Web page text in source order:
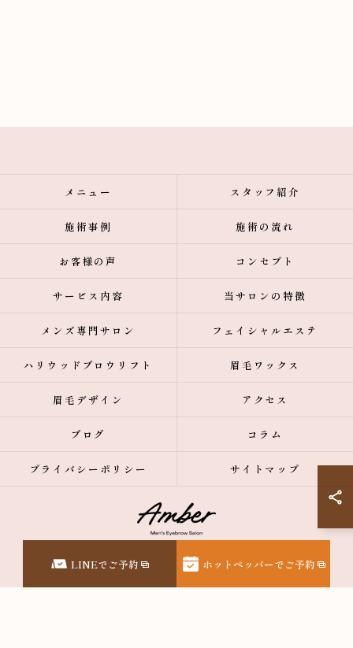
LINEでご予約 ホットペッパーでご予約
メニュー スタッフ紹介
施術事例 施術の流れ
お客様の声 コンセプト
サービス内容 当サロンの特徴
メンズ専門サロン フェイシャルエステ
ハリウッドブロウリフト 眉毛ワックス
眉毛デザイン アクセス
ブログ コラム
プライバシーポリシー サイトマップ
© 2026 東京都表参道の眉毛サロンなら【メンズ眉毛サロン】Amber表参道 ALL
RIGHTS RESERVED.